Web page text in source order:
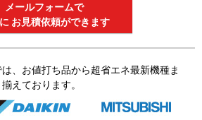
メールフォームで
お見積依頼ができます
、お値打ち品から超省エネ最新機種ま
えております。